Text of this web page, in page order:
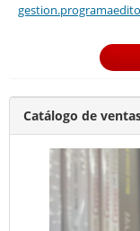
Catálogo de